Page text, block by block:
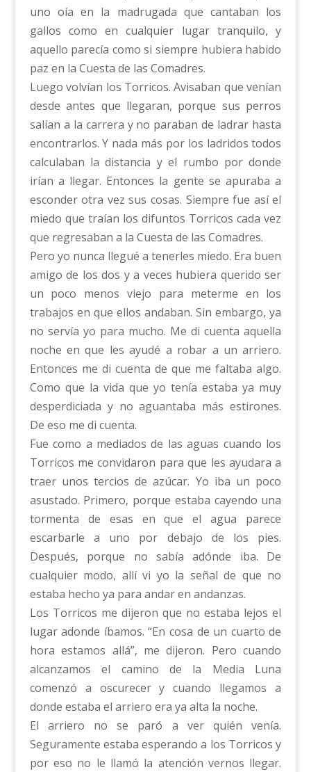
uno oía en la madrugada que cantaban los
gallos como en cualquier lugar tranquilo, y
aquello parecía como si siempre hubiera habido
paz en la Cuesta de las Comadres.
Luego volvían los Torricos. Avisaban que venían
desde antes que llegaran, porque sus perros
salían a la carrera y no paraban de ladrar hasta
encontrarlos. Y nada más por los ladridos todos
calculaban la distancia y el rumbo por donde
irían a llegar. Entonces la gente se apuraba a
esconder otra vez sus cosas. Siempre fue así el
miedo que traían los difuntos Torricos cada vez
que regresaban a la Cuesta de las Comadres.
Pero yo nunca llegué a tenerles miedo. Era buen
amigo de los dos y a veces hubiera querido ser
un poco menos viejo para meterme en los
trabajos en que ellos andaban. Sin embargo, ya
no servía yo para mucho. Me di cuenta aquella
noche en que les ayudé a robar a un arriero.
Entonces me di cuenta de que me faltaba algo.
Como que la vida que yo tenía estaba ya muy
desperdiciada y no aguantaba más estirones.
De eso me di cuenta.
Fue como a mediados de las aguas cuando los
Torricos me convidaron para que les ayudara a
traer unos tercios de azúcar. Yo iba un poco
asustado. Primero, porque estaba cayendo una
tormenta de esas en que el agua parece
escarbarle a uno por debajo de los pies.
Después, porque no sabía adónde iba. De
cualquier modo, allí vi yo la señal de que no
estaba hecho ya para andar en andanzas.
Los Torricos me dijeron que no estaba lejos el
lugar adonde íbamos. “En cosa de un cuarto de
hora estamos allá”, me dijeron. Pero cuando
alcanzamos el camino de la Media Luna
comenzó a oscurecer y cuando llegamos a
donde estaba el arriero era ya alta la noche.
El arriero no se paró a ver quién venía.
Seguramente estaba esperando a los Torricos y
por eso no le llamó la atención vernos llegar.